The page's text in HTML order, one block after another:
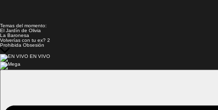
Temas del momento:
El Jardín de Olivia
La Baronesa
Volverías con tu ex? 2
Prohibida Obsesión
EN VIVO